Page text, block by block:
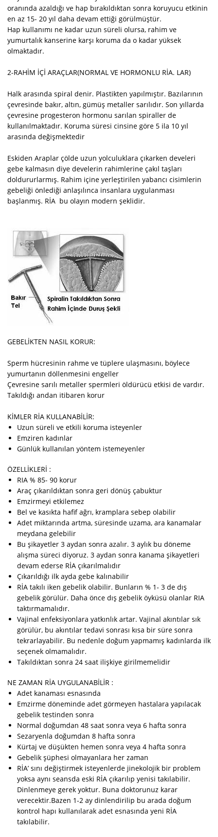
oranında azaldığı ve hap bırakıldıktan sonra koruyucu etkinin
en az 15- 20 yıl daha devam ettiği görülmüştür.
Hap kullanımı ne kadar uzun süreli olursa, rahim ve
yumurtalık kanserine karşı koruma da o kadar yüksek
olmaktadır.
2-RAHİM İÇİ ARAÇLAR(NORMAL VE HORMONLU RİA. LAR)
Halk arasında spiral denir. Plastikten yapılmıştır. Bazılarının
çevresinde bakır, altın, gümüş metaller sarılıdır. Son yıllarda
çevresine progesteron hormonu sarılan spiraller de
kullanılmaktadır. Koruma süresi cinsine göre 5 ila 10 yıl
arasında değişmektedir
Eskiden Araplar çölde uzun yolculuklara çıkarken develeri
gebe kalmasın diye develerin rahimlerine çakıl taşları
doldururlarmış. Rahim içine yerleştirilen yabancı cisimlerin
gebeliği önlediği anlaşılınca insanlara uygulanması
başlanmış. RİA bu olayın modern şeklidir.
GEBELİKTEN NASIL KORUR:
Sperm hücresinin rahme ve tüplere ulaşmasını, böylece
yumurtanın döllenmesini engeller
Çevresine sarılı metaller spermleri öldürücü etkisi de vardır.
Takıldığı andan itibaren korur
KİMLER RİA KULLANABİLİR:
Uzun süreli ve etkili koruma isteyenler
Emziren kadınlar
Günlük kullanılan yöntem istemeyenler
ÖZELLİKLERİ :
RIA % 85- 90 korur
Araç çıkarıldıktan sonra geri dönüş çabuktur
Emzirmeyi etkilemez
Bel ve kasıkta hafif ağrı, kramplara sebep olabilir
Adet miktarında artma, süresinde uzama, ara kanamalar
meydana gelebilir
Bu şikayetler 3 aydan sonra azalır. 3 aylık bu döneme
alışma süreci diyoruz. 3 aydan sonra kanama şikayetleri
devam ederse RİA çıkarılmalıdır
Çıkarıldığı ilk ayda gebe kalınabilir
RİA takılı iken gebelik olabilir. Bunların % 1- 3 de dış
gebelik görülür. Daha önce dış gebelik öyküsü olanlar RIA
taktırmamalıdır.
Vajinal enfeksiyonlara yatkınlık artar. Vajinal akıntılar sık
görülür, bu akıntılar tedavi sonrası kısa bir süre sonra
tekrarlayabilir. Bu nedenle doğum yapmamış kadınlarda ilk
seçenek olmamalıdır.
Takıldıktan sonra 24 saat ilişkiye girilmemelidir
NE ZAMAN RİA UYGULANABİLİR :
Adet kanaması esnasında
Emzirme döneminde adet görmeyen hastalara yapılacak
gebelik testinden sonra
Normal doğumdan 48 saat sonra veya 6 hafta sonra
Sezaryenla doğumdan 8 hafta sonra
Kürtaj ve düşükten hemen sonra veya 4 hafta sonra
Gebelik şüphesi olmayanlara her zaman
RİA’ sını değiştirmek isteyenlerde jinekolojik bir problem
yoksa aynı seansda eski RİA çıkarılıp yenisi takılabilir.
Dinlenmeye gerek yoktur. Buna doktorunuz karar
verecektir.Bazen 1-2 ay dinlendirilip bu arada doğum
kontrol hapı kullanılarak adet esnasında yeni RİA
takılabilir.